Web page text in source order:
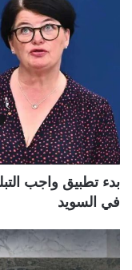
بدء تطبيق واجب
في السويد